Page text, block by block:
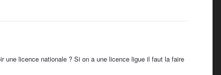
une licence nationale ? Si on a une licence ligue il faut la faire